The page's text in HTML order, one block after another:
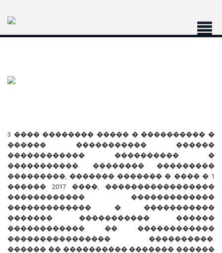
3 ���� �������� ����� � ���������� �
������ ����������� ������
������������ ���������� �
�����������. �������� ���������
���������, ������� ������� � ���� � 1
������ 2017 ����, �����������������
������������ �������������
������������� � �����������
������� ����������� ������
������������ �� ������������
���������������� ����������.
������ �� ���������� ������� ������